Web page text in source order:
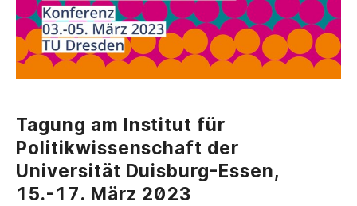
Tagung am Institut für
Politikwissenschaft der
Universität Duisburg-Essen,
15.-17. März 2023